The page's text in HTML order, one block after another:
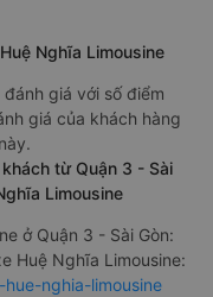
Nghĩa Limousine
giá với số điểm
giá của khách hàng
từ Quận 3 - Sài
Limousine
ở Quận 3 - Sài Gòn:
Huệ Nghĩa Limousine:
nghia-limousine